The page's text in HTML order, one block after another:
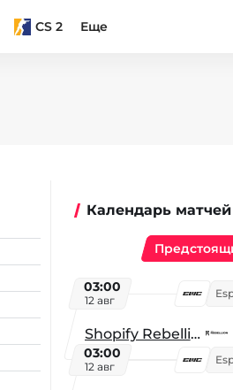
CS 2 Еще
Календарь матчей
03:00
12 авг
Shopify Rebellion
03:00
12 авг